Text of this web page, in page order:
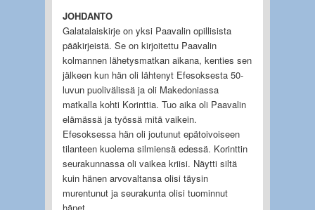
JOHDANTO
Galatalaiskirje on yksi Paavalin opillisista
pääkirjeistä. Se on kirjoitettu Paavalin
kolmannen lähetysmatkan aikana, kenties sen
jälkeen kun hän oli lähtenyt Efesoksesta 50-
luvun puolivälissä ja oli Makedoniassa
matkalla kohti Korinttia. Tuo aika oli Paavalin
elämässä ja työssä mitä vaikein.
Efesoksessa hän oli joutunut epätoivoiseen
tilanteen kuolema silmiensä edessä. Korinttin
seurakunnassa oli vaikea kriisi. Näytti siltä
kuin hänen arvovaltansa olisi täysin
murentunut ja seurakunta olisi tuominnut